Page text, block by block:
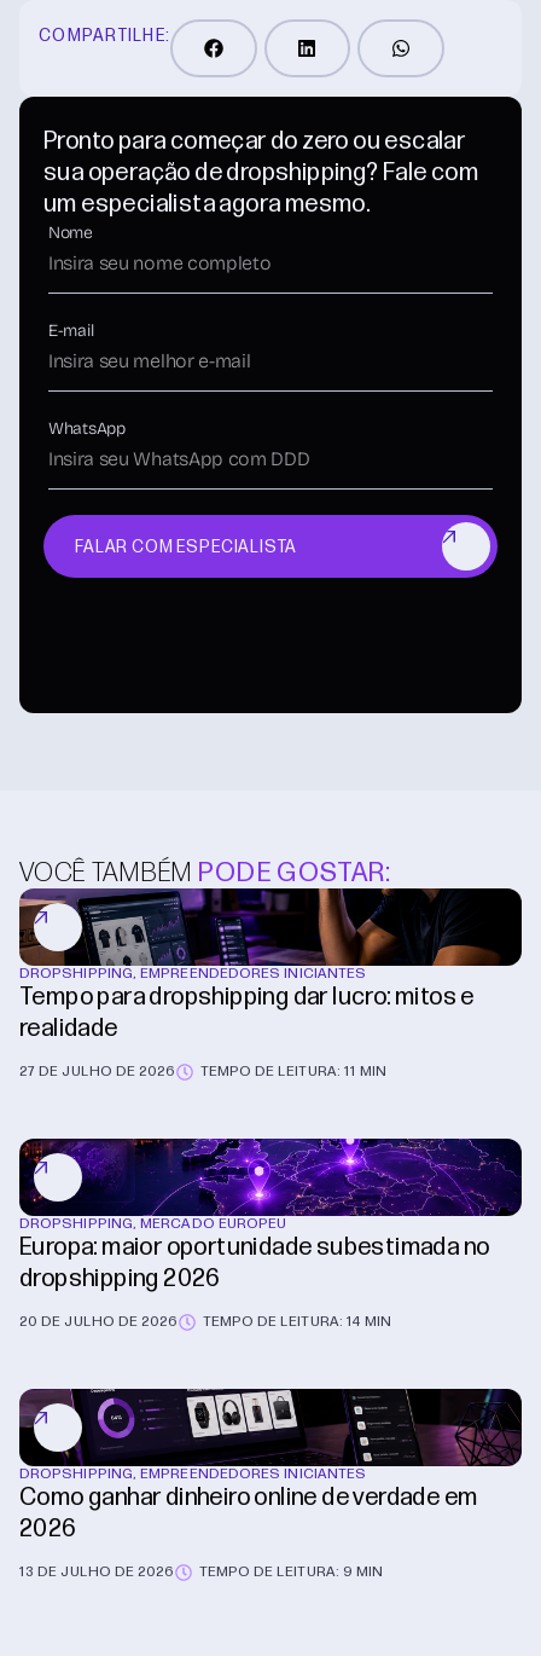
COMPARTILHE:
Pronto para começar do zero ou escalar
sua operação de dropshipping? Fale com
um especialista agora mesmo.
Nome
E-mail
WhatsApp
FALAR COM ESPECIALISTA
VOCÊ TAMBÉM PODE GOSTAR:
DROPSHIPPING,EMPREENDEDORES INICIANTES
Tempo para dropshipping dar lucro: mitos e
realidade
27 DE JULHO DE 2026 TEMPO DE LEITURA: 11 MIN
DROPSHIPPING,MERCADO EUROPEU
Europa: maior oportunidade subestimada no
dropshipping 2026
20 DE JULHO DE 2026 TEMPO DE LEITURA: 14 MIN
DROPSHIPPING,EMPREENDEDORES INICIANTES
Como ganhar dinheiro online de verdade em
2026
13 DE JULHO DE 2026 TEMPO DE LEITURA: 9 MIN